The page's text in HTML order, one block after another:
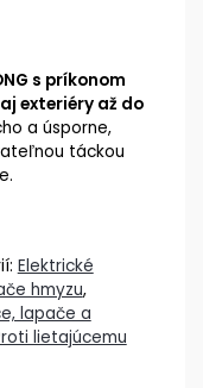
s príkonom
exteriéry až do
a úsporne,
táckou
Elektrické
hmyzu,
lapače a
lietajúcemu